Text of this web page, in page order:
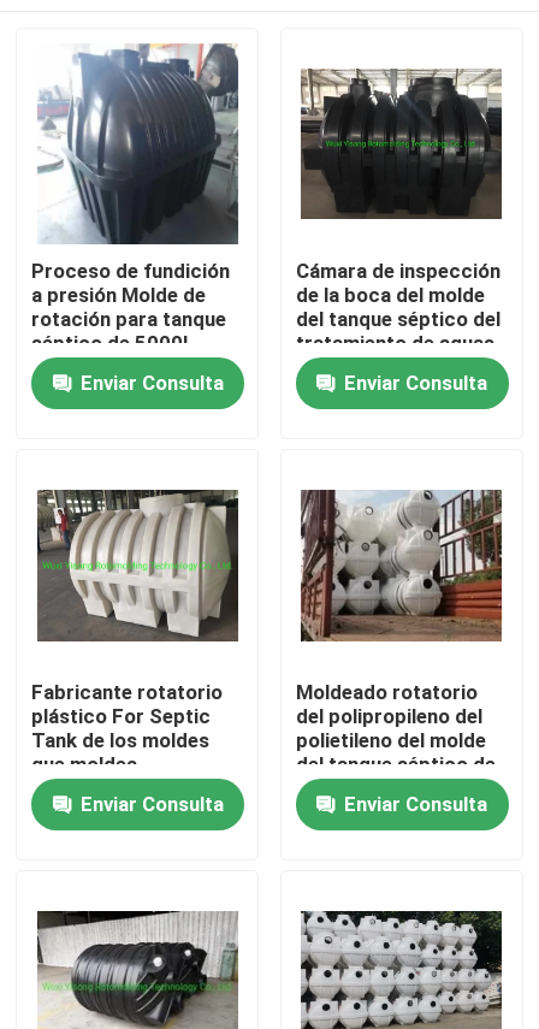
Hogar
Productos
Sobre nosotros
Viaje de la fábrica
Control de calidad
Éntrenos en contacto con
Pida una cita
Molde de Rotomoulding
Proceso de fundición
a presión Molde de
rotación para tanque
séptico de 5000L
Enviar Consulta
Cámara de inspección
de la boca del molde
del tanque séptico del
tratamiento de aguas
residuales 1500L
Enviar Consulta
Fabricante rotatorio
plástico For Septic
Tank de los moldes
que moldea
Enviar Consulta
Moldeado rotatorio
del polipropileno del
polietileno del molde
del tanque séptico de
Rotomould
Enviar Consulta